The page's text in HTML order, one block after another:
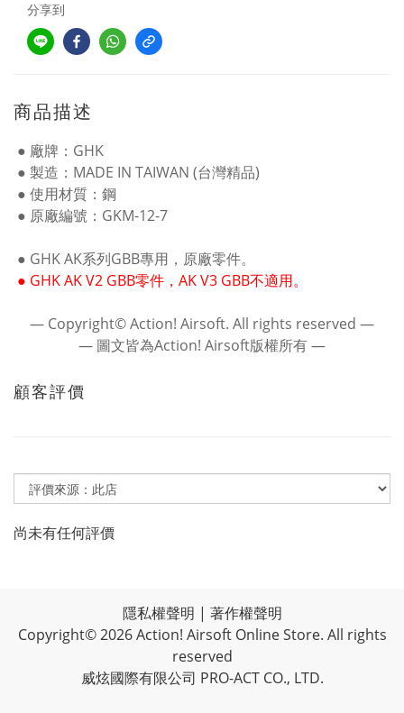
分享到
商品描述
● 廠牌：GHK
● 製造：MADE IN TAIWAN (台灣精品)
● 使用材質：鋼
● 原廠編號：GKM-12-7
● GHK AK系列GBB專用，原廠零件。
● GHK AK V2 GBB零件，AK V3 GBB不適用。
― Copyright© Action! Airsoft. All rights reserved ―
― 圖文皆為Action! Airsoft版權所有 ―
顧客評價
尚未有任何評價
隱私權聲明 | 著作權聲明
Copyright© 2026 Action! Airsoft Online Store. All rights
reserved
威炫國際有限公司 PRO-ACT CO., LTD.